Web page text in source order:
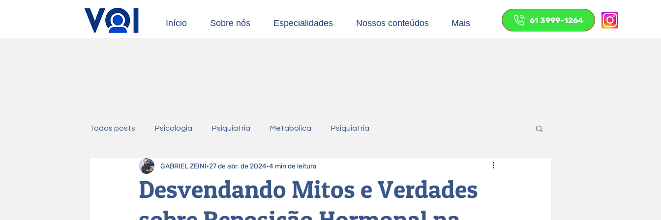
Início Sobre nós Especialidades Nossos conteúdos Mais 61 3999-1264
Todos posts Psicologia Psiquiatria Metabólica Psiquiatria
Desvendando Mitos e Verdades
GABRIEL ZEINI 27 de abr. de 2024 4 min de leitura